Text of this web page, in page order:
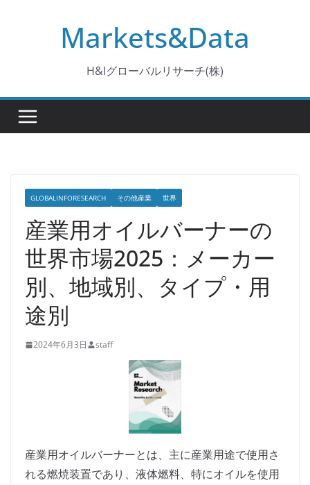
Markets&Data
H&Iグローバルリサーチ(株)
GLOBALINFORESEARCH その他産業 世界
産業用オイルバーナーの
世界市場2025：メーカー
別、地域別、タイプ・用
途別
2024年6月3日 staff
産業用オイルバーナーとは、主に産業用途で使用さ
れる燃焼装置であり、液体燃料、特にオイルを使用